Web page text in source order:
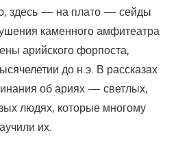
здесь — на плато — сейды
каменного амфитеатра
арийского форпоста,
до н.э. В рассказах
об ариях — светлых,
людях, которые многому
их.